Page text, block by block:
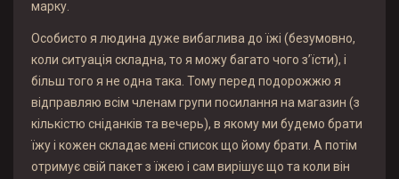
марку.
Особисто я людина дуже вибаглива до їжі (безумовно,
коли ситуація складна, то я можу багато чого з’їсти), і
більш того я не одна така. Тому перед подорожжю я
відправляю всім членам групи посилання на магазин (з
кількістю сніданків та вечерь), в якому ми будемо брати
їжу і кожен складає мені список що йому брати. А потім
отримує свій пакет з їжею і сам вирішує що та коли він